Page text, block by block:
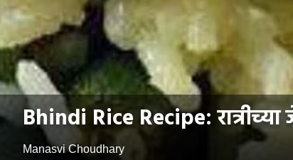
Bhindi Rice Recipe:
Manasvi Choudhary